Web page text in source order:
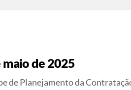
de 2025
de Planejamento da